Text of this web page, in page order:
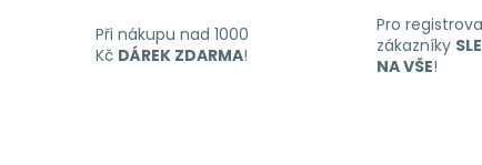
Při nákupu nad 1000
Kč DÁREK ZDARMA!
Pro
zákazníky
NA VŠE!